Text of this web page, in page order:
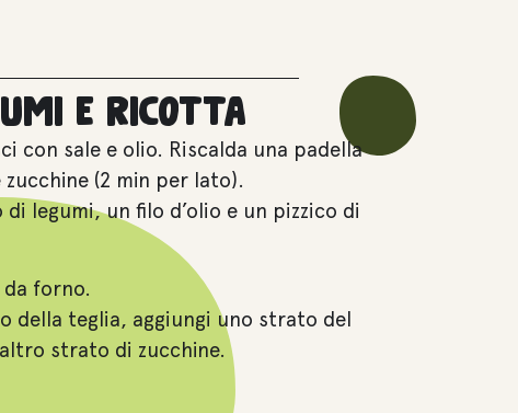
e ricotta
con sale e olio. Riscalda una padella
(2 min per lato).
legumi, un filo d’olio e un pizzico di
forno.
della teglia, aggiungi uno strato del
strato di zucchine.